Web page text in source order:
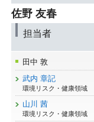
佐野 友春
担当者
田中 敦
武内 章記
環境リスク・健康領域
山川 茜
環境リスク・健康領域